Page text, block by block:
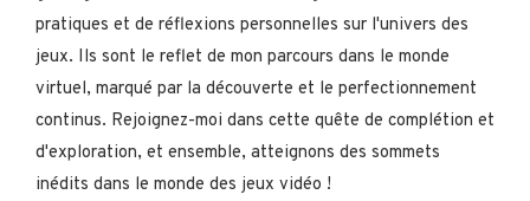
pratiques et de réflexions personnelles sur l'univers des
jeux. Ils sont le reflet de mon parcours dans le monde
virtuel, marqué par la découverte et le perfectionnement
continus. Rejoignez-moi dans cette quête de complétion et
d'exploration, et ensemble, atteignons des sommets
inédits dans le monde des jeux vidéo !